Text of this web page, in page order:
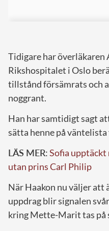
Tidigare har
Rikshospitalet i Oslo
tillstånd försämrats och
noggrant.
Han har samtidigt sagt
sätta henne på
LÄS MER:Sofia upptäckt
utan prins Carl Philip
När Haakon nu väljer
uppdrag blir signalen
kring Mette-Marit tas på